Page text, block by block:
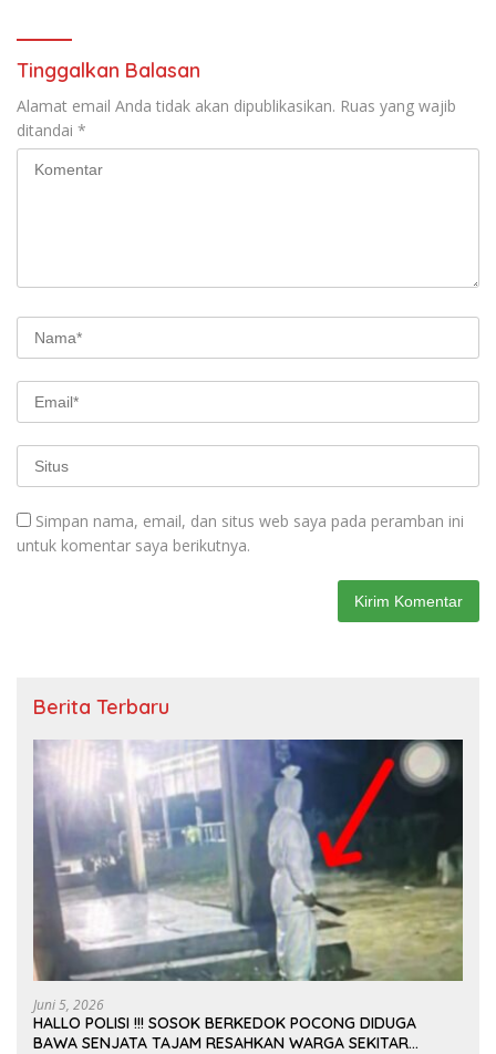
Tinggalkan Balasan
Alamat email Anda tidak akan dipublikasikan. Ruas yang wajib
ditandai *
Simpan nama, email, dan situs web saya pada peramban ini
untuk komentar saya berikutnya.
Berita Terbaru
Juni 5, 2026
HALLO POLISI !!! SOSOK BERKEDOK POCONG DIDUGA
BAWA SENJATA TAJAM RESAHKAN WARGA SEKITAR